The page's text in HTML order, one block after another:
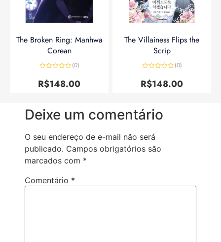
The Broken Ring: Manhwa
Corean
0
de
(0)
R$148.00
The Villainess Flips the
Scrip
0
de
(0)
R$148.00
Deixe um comentário
O seu endereço de e-mail não será
publicado. Campos obrigatórios são
marcados com *
Comentário *